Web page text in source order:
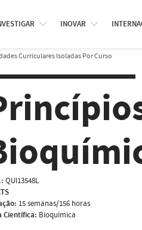
INOVAR
Curriculares Isoladas Por Curso
QUI13548L
15 semanas/156 horas
Científica: Bioquímica